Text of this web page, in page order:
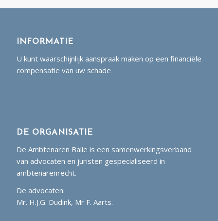
INFORMATIE
U kunt waarschijnlijk aanspraak maken op een financiële
compensatie van uw schade
DE ORGANISATIE
De Ambtenaren Balie is een samenwerkingsverband
van advocaten en juristen gespecialiseerd in
ambtenarenrecht.
De advocaten:
Mr. H.J.G. Dudink, Mr F. Aarts.